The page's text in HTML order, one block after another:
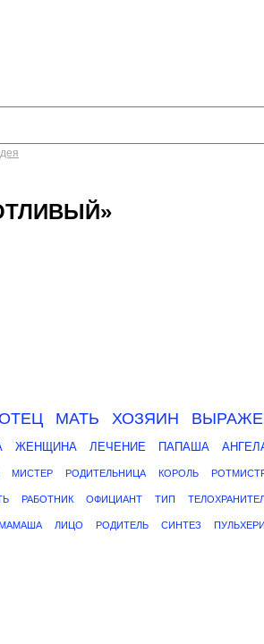
МАТЬ ХОЗЯИН
ЖЕНЩИНА ЛЕЧЕНИЕ ПАПАША
МИСТЕР РОДИТЕЛЬНИЦА КОРОЛЬ
РАБОТНИК ОФИЦИАНТ ТИП
МАМАША ЛИЦО РОДИТЕЛЬ СИНТЕЗ